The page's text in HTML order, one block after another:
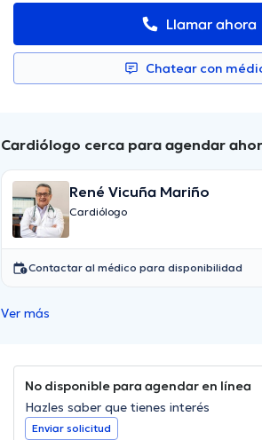
Llamar ahora
Chatear con
Cardiólogo cerca para agendar
René Vicuña Mariño
Cardiólogo
Contactar al médico para disponibilidad
Ver más
No disponible para agendar en línea
Hazles saber que tienes interés
Enviar solicitud